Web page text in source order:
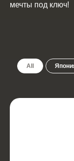
мечты под ключ!
All